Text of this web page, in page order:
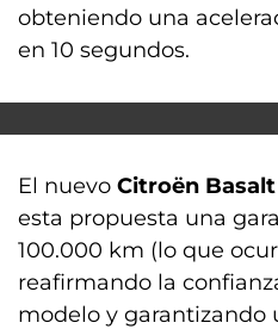
obteniendo una
en 10 segundos.
El nuevo Citroën
esta propuesta una
100.000 km (lo que
reafirmando la
modelo y garantizando